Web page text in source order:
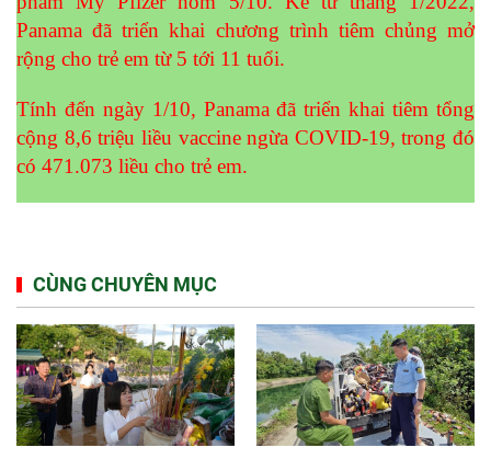
Panama đã triển khai chương trình tiêm chủng mở
rộng cho trẻ em từ 5 tới 11 tuổi.
Tính đến ngày 1/10, Panama đã triển khai tiêm tổng
cộng 8,6 triệu liều vaccine ngừa COVID-19, trong đó
có 471.073 liều cho trẻ em.
CÙNG CHUYÊN MỤC